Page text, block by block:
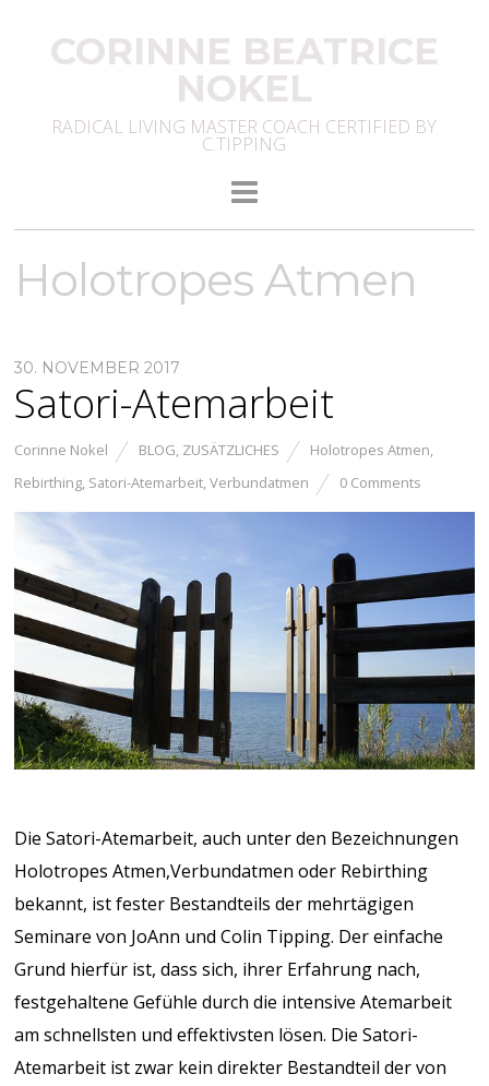
CORINNE BEATRICE
NOKEL
RADICAL LIVING MASTER COACH CERTIFIED BY
C.TIPPING
Holotropes Atmen
30. NOVEMBER 2017
Satori-Atemarbeit
Corinne Nokel BLOG, ZUSÄTZLICHES Holotropes Atmen,
Rebirthing, Satori-Atemarbeit,Verbundatmen 0 Comments
Die Satori-Atemarbeit, auch unter den Bezeichnungen
Holotropes Atmen,Verbundatmen oder Rebirthing
bekannt, ist fester Bestandteils der mehrtägigen
Seminare von JoAnn und Colin Tipping. Der einfache
Grund hierfür ist, dass sich, ihrer Erfahrung nach,
festgehaltene Gefühle durch die intensive Atemarbeit
am schnellsten und effektivsten lösen. Die Satori-
Atemarbeit ist zwar kein direkter Bestandteil der von